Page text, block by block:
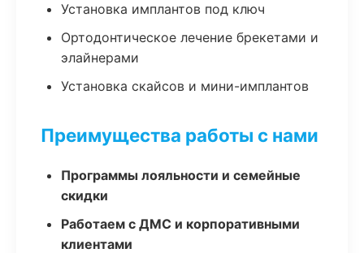
Установка имплантов под ключ
Ортодонтическое лечение брекетами и
элайнерами
Установка скайсов и мини-имплантов
Преимущества работы с нами
Программы лояльности и семейные
скидки
Работаем с ДМС и корпоративными
клиентами